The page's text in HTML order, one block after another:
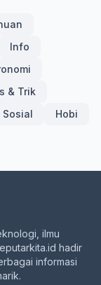
Info
& Trik
Sosial
Hobi
ilmu
hadir
informasi